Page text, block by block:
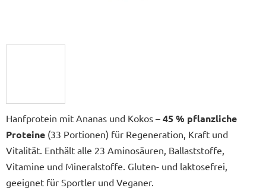
Hanfprotein mit Ananas und Kokos – 45 % pflanzliche
Proteine (33 Portionen) für Regeneration, Kraft und
Vitalität. Enthält alle 23 Aminosäuren, Ballaststoffe,
Vitamine und Mineralstoffe. Gluten- und laktosefrei,
geeignet für Sportler und Veganer.